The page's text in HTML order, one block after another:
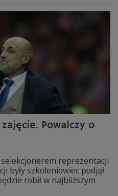
Powalczy o
reprezentacji
były szkoleniowiec podjął
robił w najbliższym